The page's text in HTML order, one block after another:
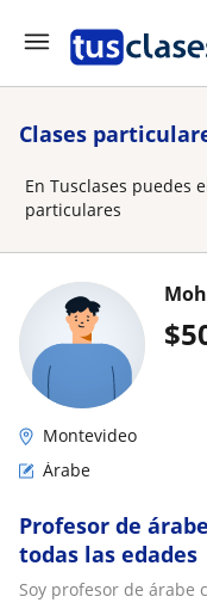
Clases
En Tusclases puedes
particulares
$
Montevideo
Árabe
Profesor de
todas las edades
Soy profesor de árabe